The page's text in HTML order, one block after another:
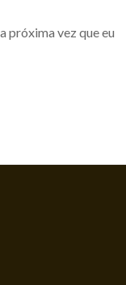
próxima vez que eu